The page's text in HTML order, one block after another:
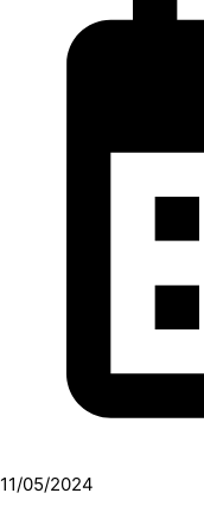
11/05/2024